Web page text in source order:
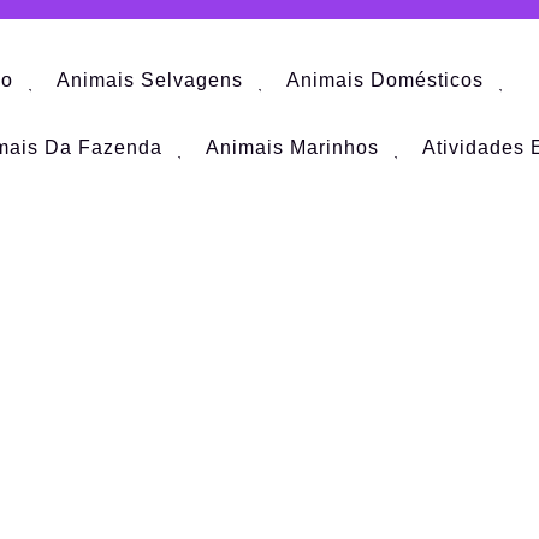
Animais Selvagens Animais Domésticos
Da Fazenda Animais Marinhos Atividades